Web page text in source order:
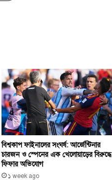
বিশ্বকাপ ফাইনালের সংঘর্ষ: আর্জেন্টিনার
চারজন ও স্পেনের এক খেলোয়াড়ের বিরুদ্ধে
ফিফার অভিযোগ
১ week ago